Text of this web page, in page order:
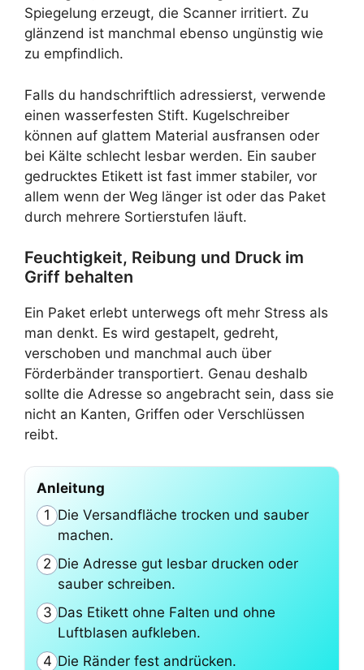
Spiegelung erzeugt, die Scanner irritiert. Zu
glänzend ist manchmal ebenso ungünstig wie
zu empfindlich.
Falls du handschriftlich adressierst, verwende
einen wasserfesten Stift. Kugelschreiber
können auf glattem Material ausfransen oder
bei Kälte schlecht lesbar werden. Ein sauber
gedrucktes Etikett ist fast immer stabiler, vor
allem wenn der Weg länger ist oder das Paket
durch mehrere Sortierstufen läuft.
Feuchtigkeit, Reibung und Druck im
Griff behalten
Ein Paket erlebt unterwegs oft mehr Stress als
man denkt. Es wird gestapelt, gedreht,
verschoben und manchmal auch über
Förderbänder transportiert. Genau deshalb
sollte die Adresse so angebracht sein, dass sie
nicht an Kanten, Griffen oder Verschlüssen
reibt.
Anleitung
1 Die Versandfläche trocken und sauber
machen.
2 Die Adresse gut lesbar drucken oder
sauber schreiben.
3 Das Etikett ohne Falten und ohne
Luftblasen aufkleben.
4 Die Ränder fest andrücken.